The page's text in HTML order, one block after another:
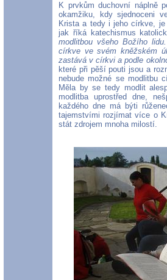
K prvkům duchovní náplně
okamžiku, kdy sjednoceni
Krista a tedy i jeho církve,
jak říká katechismus
modlitbou všeho Božího
církve ve svém kněžském
zastává v církvi a podle
které při pěší pouti jsou a
nebude možné se modlitbu
Měla by se tedy modlit
modlitba uprostřed dne,
každého dne má býti
tajemstvími rozjímat více o
stát zdrojem mnoha milostí.